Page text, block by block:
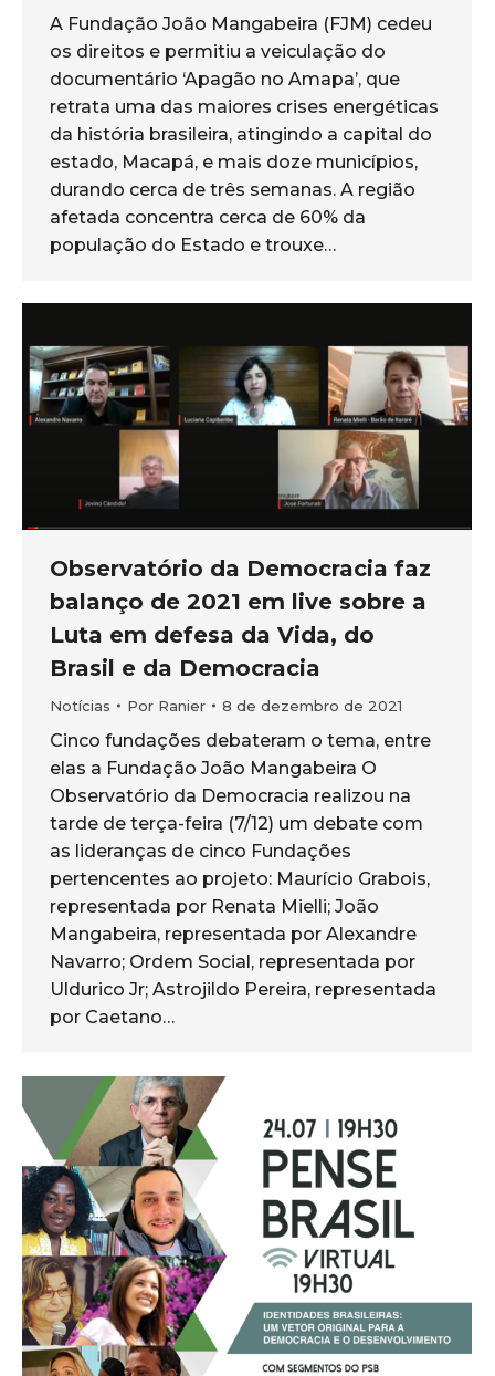
A Fundação João Mangabeira (FJM) cedeu
os direitos e permitiu a veiculação do
documentário ‘Apagão no Amapa’, que
retrata uma das maiores crises energéticas
da história brasileira, atingindo a capital do
estado, Macapá, e mais doze municípios,
durando cerca de três semanas. A região
afetada concentra cerca de 60% da
população do Estado e trouxe…
Observatório da Democracia faz
balanço de 2021 em live sobre a
Luta em defesa da Vida, do
Brasil e da Democracia
Notícias Por Ranier 8 de dezembro de 2021
Cinco fundações debateram o tema, entre
elas a Fundação João Mangabeira O
Observatório da Democracia realizou na
tarde de terça-feira (7/12) um debate com
as lideranças de cinco Fundações
pertencentes ao projeto: Maurício Grabois,
representada por Renata Mielli; João
Mangabeira, representada por Alexandre
Navarro; Ordem Social, representada por
Uldurico Jr; Astrojildo Pereira, representada
por Caetano…